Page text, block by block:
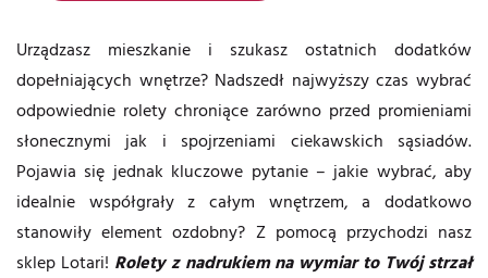
Urządzasz mieszkanie i szukasz ostatnich dodatków
dopełniających wnętrze? Nadszedł najwyższy czas wybrać
odpowiednie rolety chroniące zarówno przed promieniami
słonecznymi jak i spojrzeniami ciekawskich sąsiadów.
Pojawia się jednak kluczowe pytanie – jakie wybrać, aby
idealnie współgrały z całym wnętrzem, a dodatkowo
stanowiły element ozdobny? Z pomocą przychodzi nasz
sklep Lotari! Rolety z nadrukiem na wymiar to Twój strzał